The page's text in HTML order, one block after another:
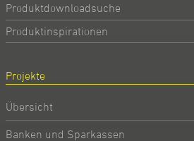
Produktdownloadsuche
Produktinspirationen
Projekte
Übersicht
Banken und Sparkassen